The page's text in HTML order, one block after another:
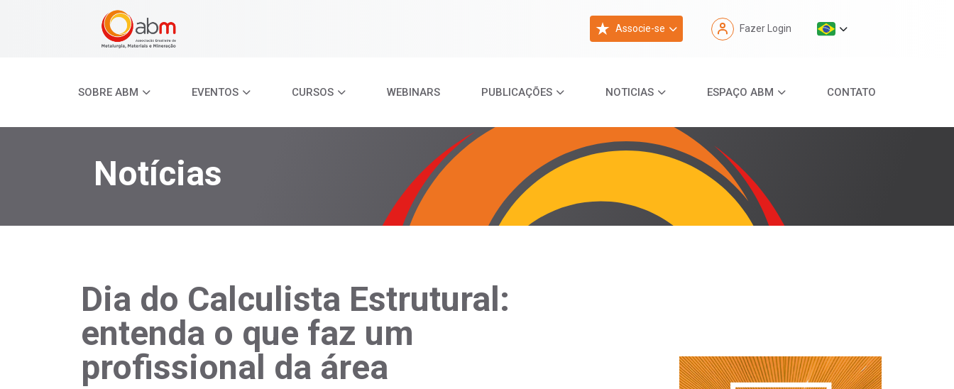
Associe-se Fazer Login
SOBRE ABM EVENTOS CURSOS WEBINARS PUBLICAÇÕES NOTICIAS ESPAÇO ABM CONTATO
Notícias
Dia do Calculista Estrutural:
entenda o que faz um
profissional da área